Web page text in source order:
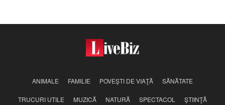
ANIMALE FAMILIE POVEŞTI DE VIAŢĂ SĂNĂTATE
TRUCURI UTILE MUZICĂ NATURĂ SPECTACOL ŞTIINŢĂ